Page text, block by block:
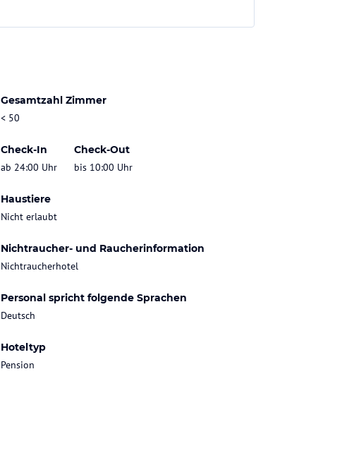
Gesamtzahl Zimmer
< 50
Check-In
ab 24:00 Uhr
Check-Out
bis 10:00 Uhr
Haustiere
Nicht erlaubt
Nichtraucher- und Raucherinformation
Nichtraucherhotel
Personal spricht folgende Sprachen
Deutsch
Hoteltyp
Pension